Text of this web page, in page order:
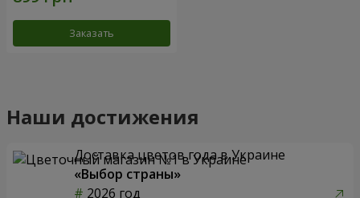
Заказать
Наши достижения
Доставка цветов года в Украине
«Выбор страны»
2026 год